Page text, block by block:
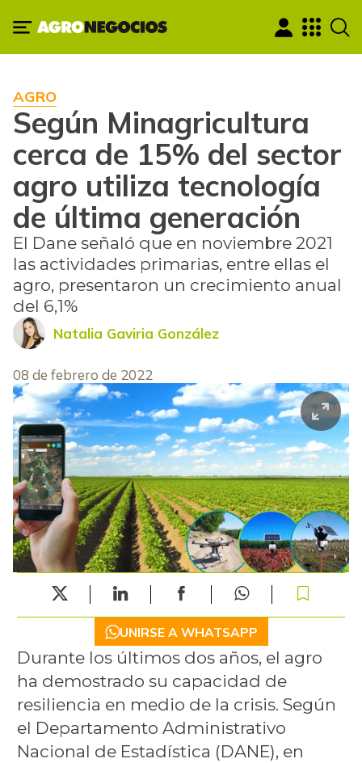
AGRO
Según Minagricultura
cerca de 15% del sector
agro utiliza tecnología
de última generación
El Dane señaló que en noviembre 2021
las actividades primarias, entre ellas el
agro, presentaron un crecimiento anual
del 6,1%
Natalia Gaviria González
08 de febrero de 2022
UNIRSE A WHATSAPP
Durante los últimos dos años, el agro
ha demostrado su capacidad de
resiliencia en medio de la crisis. Según
el Departamento Administrativo
Nacional de Estadística (DANE), en